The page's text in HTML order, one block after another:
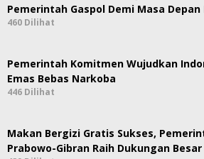
Pemerintah Gaspol Demi Masa Depan
460 Dilihat
Pemerintah Komitmen Wujudkan
Emas Bebas Narkoba
446 Dilihat
Makan Bergizi Gratis Sukses,
Prabowo-Gibran Raih Dukungan Besar